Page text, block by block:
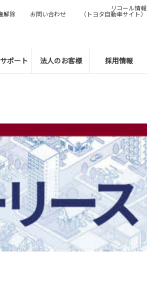
ポート 法人のお客様 採用情報
解除 お問い合わせ
リコール情報
（トヨタ自動車サイト）